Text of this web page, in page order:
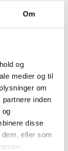
Om
og
medier og til
om
inden
og
disse
eller som
du nemt
i mit
alle dine